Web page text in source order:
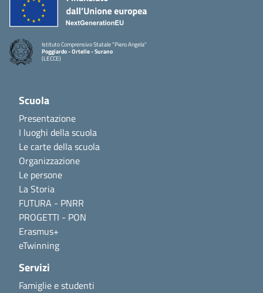
Istituto Comprensivo Statale "Piero Angela"
Poggiardo - Ortelle - Surano
(LECCE)
Scuola
Presentazione
I luoghi della scuola
Le carte della scuola
Organizzazione
Le persone
La Storia
FUTURA - PNRR
PROGETTI - PON
Erasmus+
eTwinning
Servizi
Famiglie e studenti